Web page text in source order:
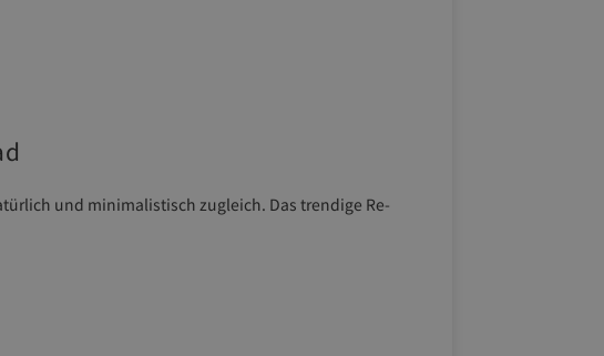
und minimalistisch zugleich. Das trendige Re-